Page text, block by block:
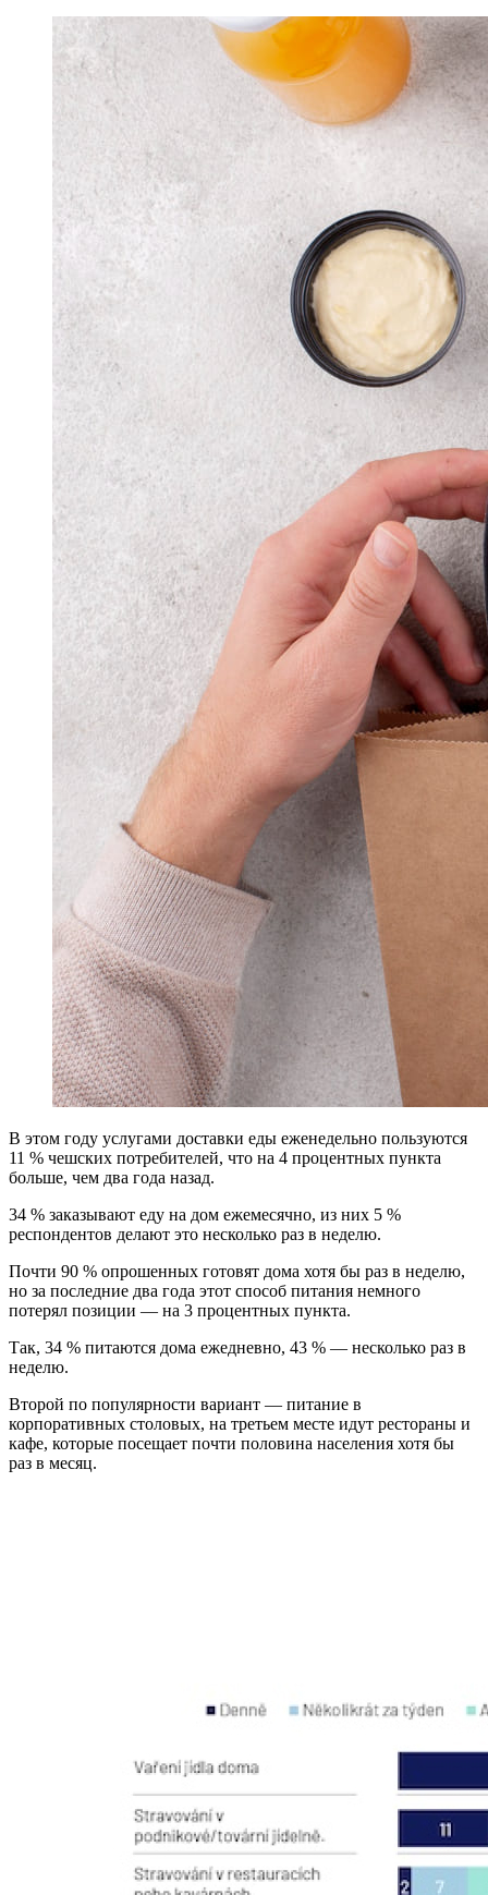
В этом году услугами доставки еды еженедельно пользуются
11 % чешских потребителей, что на 4 процентных пункта
больше, чем два года назад.
34 % заказывают еду на дом ежемесячно, из них 5 %
респондентов делают это несколько раз в неделю.
Почти 90 % опрошенных готовят дома хотя бы раз в неделю,
но за последние два года этот способ питания немного
потерял позиции — на 3 процентных пункта.
Так, 34 % питаются дома ежедневно, 43 % — несколько раз в
неделю.
Второй по популярности вариант — питание в
корпоративных столовых, на третьем месте идут рестораны и
кафе, которые посещает почти половина населения хотя бы
раз в месяц.